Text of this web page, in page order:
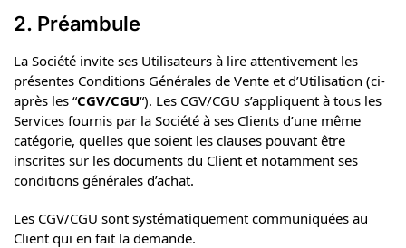
2. Préambule
La Société invite ses Utilisateurs à lire attentivement les
présentes Conditions Générales de Vente et d’Utilisation (ci-
après les “CGV/CGU“). Les CGV/CGU s’appliquent à tous les
Services fournis par la Société à ses Clients d’une même
catégorie, quelles que soient les clauses pouvant être
inscrites sur les documents du Client et notamment ses
conditions générales d’achat.
Les CGV/CGU sont systématiquement communiquées au
Client qui en fait la demande.